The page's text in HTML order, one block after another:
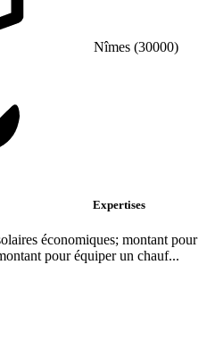
Nîmes (30000)
Expertises
économiques; montant pour
pour équiper un chauf...